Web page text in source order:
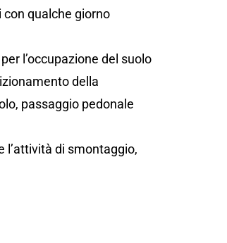
con qualche giorno
l’occupazione del suolo
della
passaggio pedonale
l’attività di smontaggio,